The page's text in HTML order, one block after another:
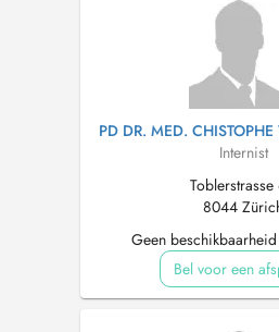
PD DR. MED.
Internist
Toblerstrasse
8044
Geen
Bel voor een